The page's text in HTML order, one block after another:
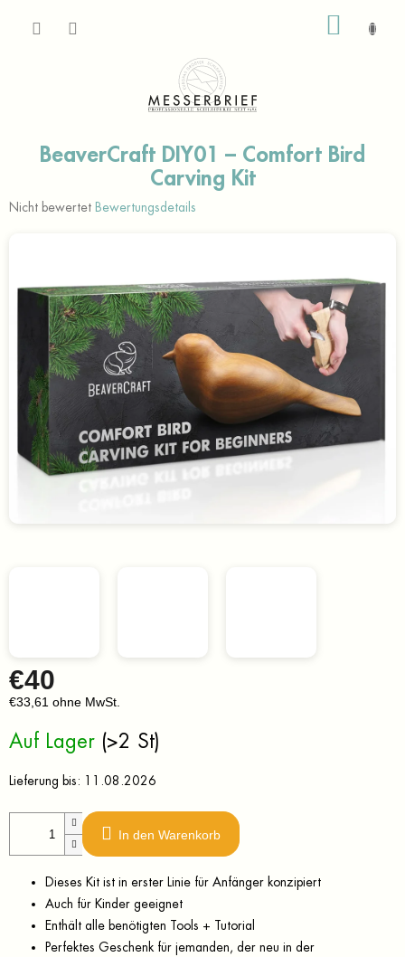
BeaverCraft DIY01 – Comfort Bird
Carving Kit
Die
von
Sternen.
Nicht bewertet Bewertungsdetails
€40
€33,61 ohne MwSt.
Auf Lager (>2 St)
Lieferung bis: 11.08.2026
In den Warenkorb
Dieses Kit ist in erster Linie für Anfänger konzipiert
Auch für Kinder geeignet
Enthält alle benötigten Tools + Tutorial
Perfektes Geschenk für jemanden, der neu in der